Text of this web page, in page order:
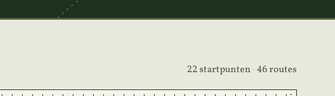
22 startpunten ·46 routes